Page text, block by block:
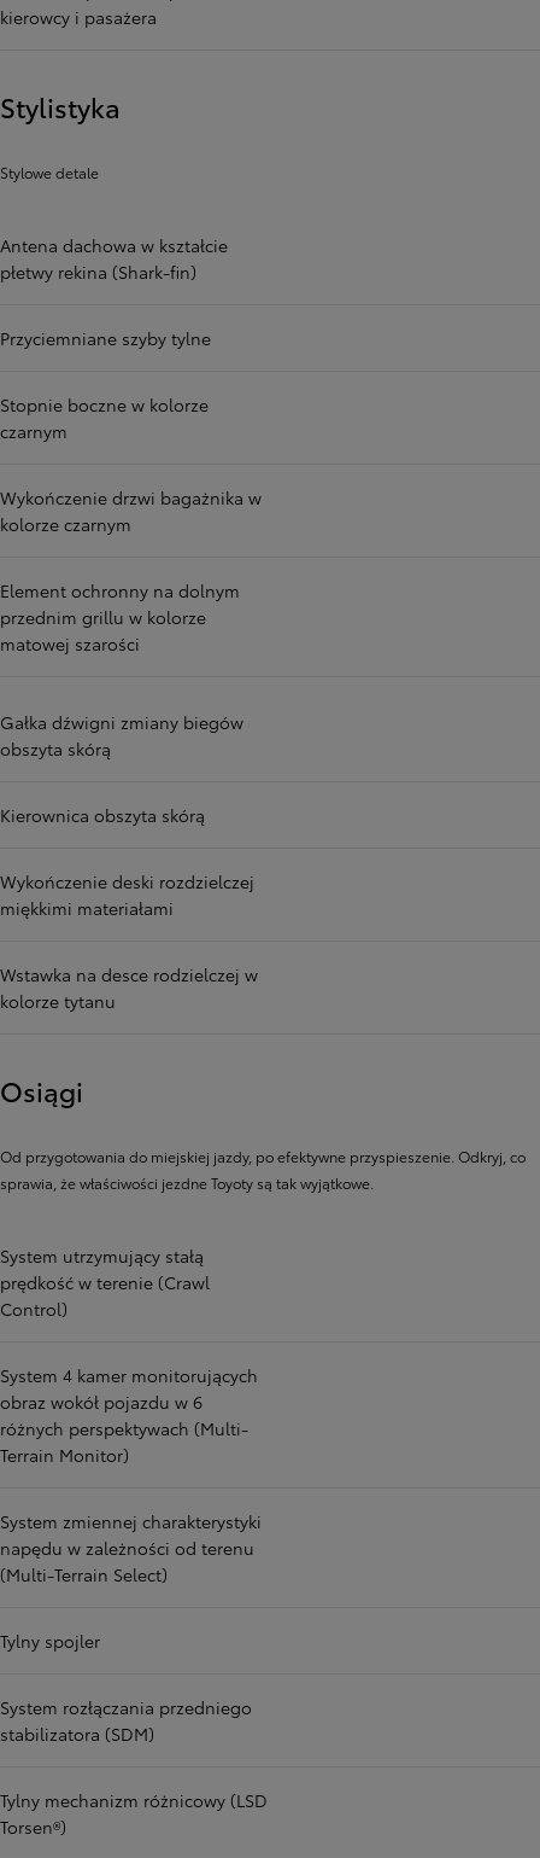
kierowcy i pasażera
Stylistyka
Stylowe detale
Antena dachowa w kształcie
płetwy rekina (Shark-fin)
Przyciemniane szyby tylne
Stopnie boczne w kolorze
czarnym
Wykończenie drzwi bagażnika w
kolorze czarnym
Element ochronny na dolnym
przednim grillu w kolorze
matowej szarości
Gałka dźwigni zmiany biegów
obszyta skórą
Kierownica obszyta skórą
Wykończenie deski rozdzielczej
miękkimi materiałami
Wstawka na desce rodzielczej w
kolorze tytanu
Osiągi
Od przygotowania do miejskiej jazdy, po efektywne przyspieszenie. Odkryj, co
sprawia, że ​​właściwości jezdne Toyoty są tak wyjątkowe.
System utrzymujący stałą
prędkość w terenie (Crawl
Control)
System 4 kamer monitorujących
obraz wokół pojazdu w 6
różnych perspektywach (Multi-
Terrain Monitor)
System zmiennej charakterystyki
napędu w zależności od terenu
(Multi-Terrain Select)
Tylny spojler
System rozłączania przedniego
stabilizatora (SDM)
Tylny mechanizm różnicowy (LSD
Torsen®)